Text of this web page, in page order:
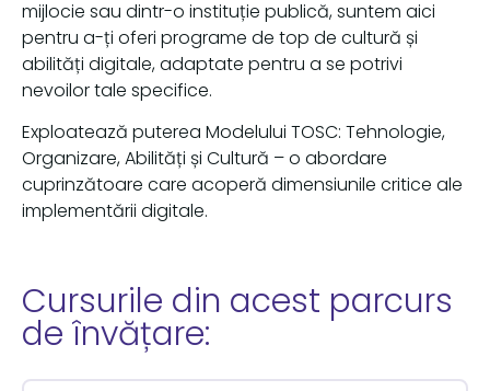
mijlocie sau dintr-o instituție publică, suntem aici
pentru a-ți oferi programe de top de cultură și
abilități digitale, adaptate pentru a se potrivi
nevoilor tale specifice.
Exploatează puterea Modelului TOSC: Tehnologie,
Organizare, Abilități și Cultură – o abordare
cuprinzătoare care acoperă dimensiunile critice ale
implementării digitale.
Cursurile din acest parcurs
de învățare: